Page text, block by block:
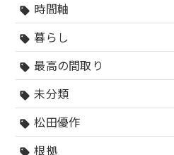
sell 時間軸
sell 暮らし
sell 最高の間取り
sell 未分類
sell 松田優作
sell 根拠